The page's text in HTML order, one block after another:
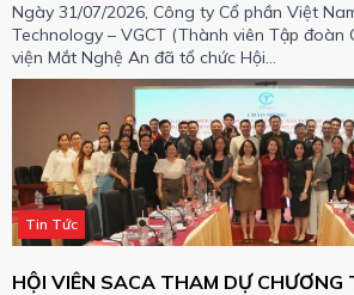
Ngày 31/07/2026, Công ty Cổ phần Việt
Technology – VGCT (Thành viên Tập đoàn
viện Mắt Nghệ An đã tổ chức Hội…
Tin Tức
HỘI VIÊN SACA THAM DỰ CHƯƠNG